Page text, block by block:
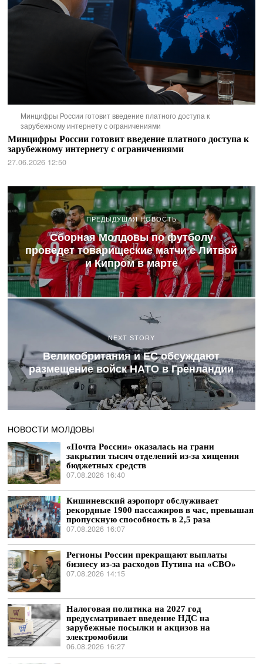
Минцифры России готовит введение платного доступа к
зарубежному интернету с ограничениями
Минцифры России готовит введение платного доступа к
зарубежному интернету с ограничениями
27.06.2026 12:50
ПРЕДЫДУЩАЯ НОВОСТЬ
Сборная Молдовы по футболу
проведет товарищеские матчи с Литвой
и Кипром в марте
NEXT STORY
Великобритания и ЕС обсуждают
размещение войск НАТО в Гренландии
НОВОСТИ МОЛДОВЫ
«Почта России» оказалась на грани
закрытия тысяч отделений из-за хищения
бюджетных средств
07.08.2026 16:40
Кишиневский аэропорт обслуживает
рекордные 1900 пассажиров в час, превышая
пропускную способность в 2,5 раза
07.08.2026 16:07
Регионы России прекращают выплаты
бизнесу из-за расходов Путина на «СВО»
07.08.2026 14:15
Налоговая политика на 2027 год
предусматривает введение НДС на
зарубежные посылки и акцизов на
электромобили
06.08.2026 16:27